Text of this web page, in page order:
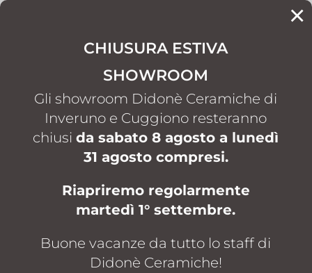
×
CHIUSURA ESTIVA
SHOWROOM
Gli showroom Didonè Ceramiche di
Inveruno e Cuggiono resteranno
chiusida sabato 8 agosto a lunedì
31 agosto compresi.
Riapriremo regolarmente
martedì 1° settembre.
Buone vacanze da tutto lo staff di
Didonè Ceramiche!
Arredo bagno 5 Sanitari
Sanitari
I sanitari sono una
componente essenziale